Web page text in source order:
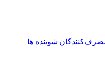
مصرف‌کنندگان شوینده ها